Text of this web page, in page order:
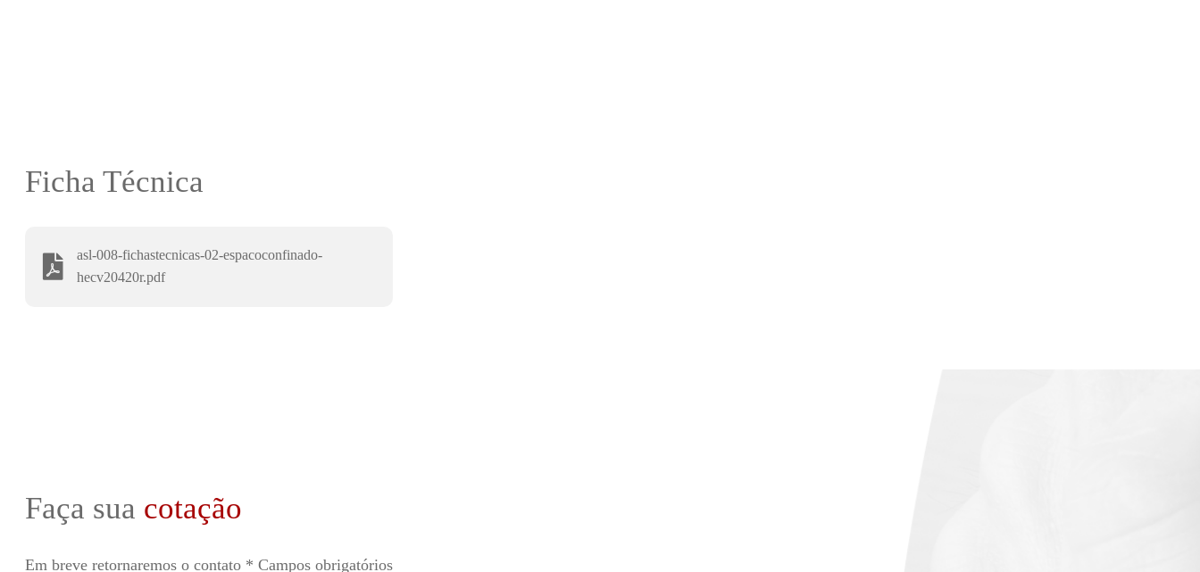
Ficha Técnica
asl-008-fichastecnicas-02-espacoconfinado-
hecv20420r.pdf
Faça sua cotação
Em breve retornaremos o contato * Campos obrigatórios